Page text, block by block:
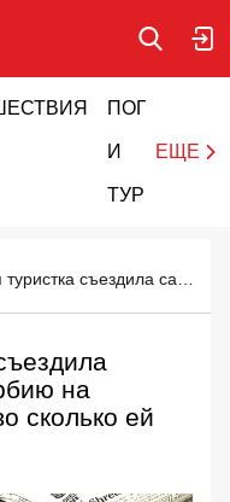
ПОГОДА
И
ТУРИЗМ
ЕЩЕ
на
сколько ей